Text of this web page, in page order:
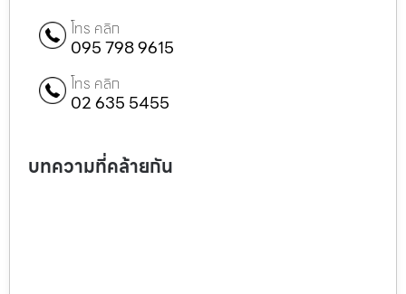
โทร คลิก
095 798 9615
โทร คลิก
02 635 5455
บทความที่คล้ายกัน